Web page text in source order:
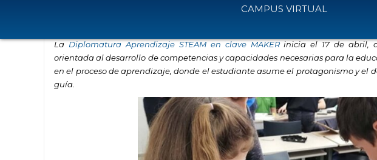
CAMPUS VIRTUAL
La Diplomatura Aprendizaje STEAM en clave MAKER inicia el 17 de abril,
orientada al desarrollo de competencias y capacidades necesarias para la
en el proceso de aprendizaje, donde el estudiante asume el protagonismo y el
guía.